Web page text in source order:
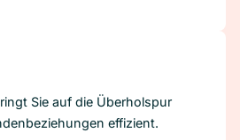
Sie auf die Überholspur
effizient.